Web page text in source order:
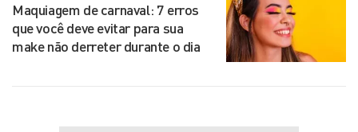
Maquiagem de carnaval: 7 erros
que você deve evitar para sua
make não derreter durante o dia